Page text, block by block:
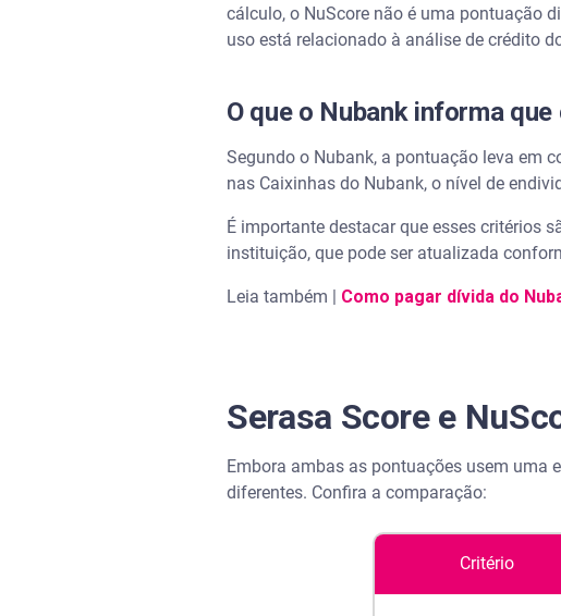
cálculo, o NuScore não é uma pontuação
uso está relacionado à análise de crédito
O que o Nubank informa
Segundo o Nubank, a pontuação leva em
nas Caixinhas do Nubank, o nível de
É importante destacar que esses critérios
instituição, que pode ser atualizada
Leia também | Como pagar dívida do
Serasa Score e
Embora ambas as pontuações usem uma
diferentes. Confira a comparação:
Critério